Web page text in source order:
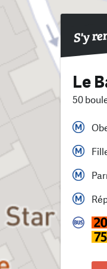
S'y
Le
50